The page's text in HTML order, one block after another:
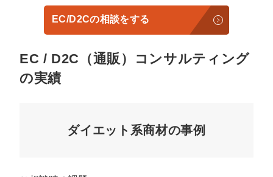
EC/D2Cの相談をする
EC / D2C（通販）コンサルティング
の実績
ダイエット系商材の事例